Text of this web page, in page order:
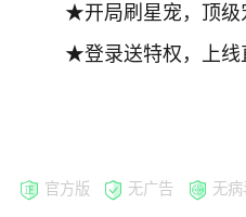
★开局刷星宠，顶级
★登录送特权，上线
官方版 无广告 无病